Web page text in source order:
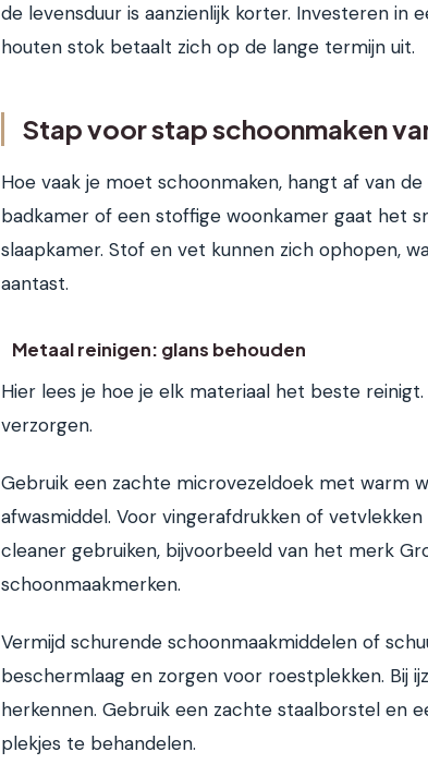
de levensduur is aanzienlijk korter. Investeren in
houten stok betaalt zich op de lange termijn uit.
Stap voor stap schoonmaken
Hoe vaak je moet schoonmaken, hangt af van
badkamer of een stoffige woonkamer gaat het
slaapkamer. Stof en vet kunnen zich ophopen,
aantast.
Metaal reinigen: glans behouden
Hier lees je hoe je elk materiaal het beste
verzorgen.
Gebruik een zachte microvezeldoek met warm
afwasmiddel. Voor vingerafdrukken of
cleaner gebruiken, bijvoorbeeld van het merk
schoonmaakmerken.
Vermijd schurende schoonmaakmiddelen of
beschermlaag en zorgen voor roestplekken. Bij
herkennen. Gebruik een zachte staalborstel en
plekjes te behandelen.